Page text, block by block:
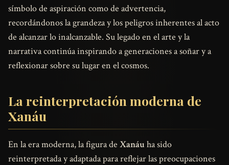
símbolo de aspiración como de advertencia,
recordándonos la grandeza y los peligros inherentes al acto
de alcanzar lo inalcanzable. Su legado en el arte y la
narrativa continúa inspirando a generaciones a soñar y a
reflexionar sobre su lugar en el cosmos.
La reinterpretación moderna de
Xanáu
En la era moderna, la figura de Xanáuha sido
reinterpretada y adaptada para reflejar las preocupaciones